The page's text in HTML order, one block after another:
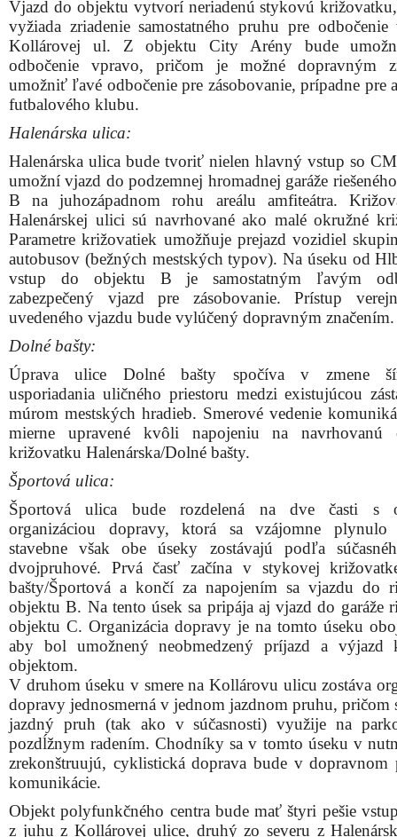
Vjazd do objektu vytvorí neriadenú stykovú
vyžiada zriadenie samostatného pruhu pre
Kollárovej ul. Z objektu City Arény bude
odbočenie vpravo, pričom je možné dopravným
umožniť ľavé odbočenie pre zásobovanie, prípadne pre
futbalového klubu.
Halenárska ulica:
Halenárska ulica bude tvoriť nielen hlavný vstup so
umožní vjazd do podzemnej hromadnej garáže
B na juhozápadnom rohu areálu amfiteátra.
Halenárskej ulici sú navrhované ako malé okružné
Parametre križovatiek umožňuje prejazd vozidiel
autobusov (bežných mestských typov). Na úseku od
vstup do objektu B je samostatným ľavým
zabezpečený vjazd pre zásobovanie. Prístup
uvedeného vjazdu bude vylúčený dopravným značením.
Dolné bašty:
Úprava ulice Dolné bašty spočíva v zmene
usporiadania uličného priestoru medzi existujúcou
múrom mestských hradieb. Smerové vedenie
mierne upravené kvôli napojeniu na navrhovanú
križovatku Halenárska/Dolné bašty.
Športová ulica:
Športová ulica bude rozdelená na dve časti s
organizáciou dopravy, ktorá sa vzájomne plynulo
stavebne však obe úseky zostávajú podľa
dvojpruhové. Prvá časť začína v stykovej
bašty/Športová a končí za napojením sa vjazdu do
objektu B. Na tento úsek sa pripája aj vjazd do garáže
objektu C. Organizácia dopravy je na tomto úseku
aby bol umožnený neobmedzený príjazd a výjazd
objektom.
V druhom úseku v smere na Kollárovu ulicu zostáva
dopravy jednosmerná v jednom jazdnom pruhu, pričom
jazdný pruh (tak ako v súčasnosti) využije na
pozdĺžnym radením. Chodníky sa v tomto úseku v
zrekonštruujú, cyklistická doprava bude v dopravnom
komunikácie.
Objekt polyfunkčného centra bude mať štyri pešie
z juhu z Kollárovej ulice, druhý zo severu z